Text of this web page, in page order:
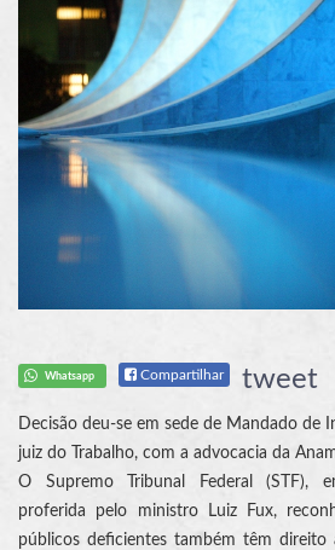
Whatsapp Compartilhar tweet
Decisão deu-se em sede de Mandado de
juiz do Trabalho, com a advocacia da
O Supremo Tribunal Federal (STF),
proferida pelo ministro Luiz Fux,
públicos deficientes também têm direito